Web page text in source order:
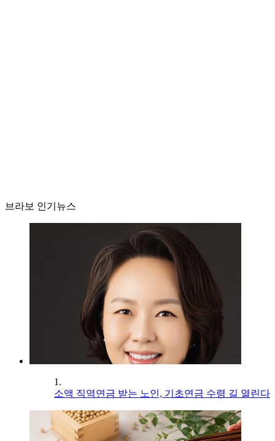
브라보 인기뉴스
1.
소액 직역연금 받는 노인, 기초연금 수령 길 열린다